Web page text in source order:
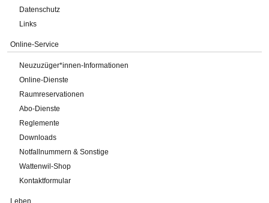
Datenschutz
Links
Online-Service
Neuzuzüger*innen-Informationen
Online-Dienste
Raumreservationen
Abo-Dienste
Reglemente
Downloads
Notfallnummern & Sonstige
Wattenwil-Shop
Kontaktformular
Leben